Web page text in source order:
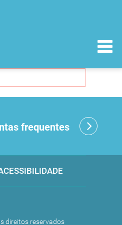
frequentes
direitos reservados